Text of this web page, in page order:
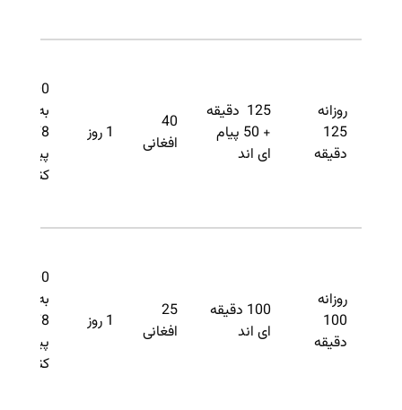
به
3378
پیام
کنید.
1 روز
40
افغانی
125 دقیقه
+ 50 پیام
ای اند
روزانه
125
دقیقه
به
3378
پیام
کنید.
1 روز
25
افغانی
100 دقیقه
ای اند
روزانه
100
دقیقه